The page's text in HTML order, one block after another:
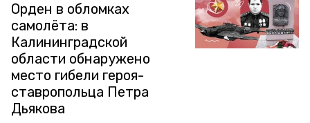
Орден в обломках
самолёта: в
Калининградской
области обнаружено
место гибели героя-
ставропольца Петра
Дьякова